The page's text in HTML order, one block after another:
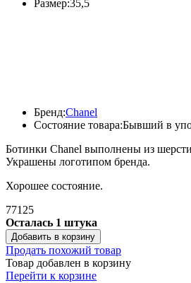
Состояние товара:Бывший в
Бренд:Chanel
Размер:35,5
Ботинки Chanel выполнены из шерсти
Украшены логотипом бренда.
Хорошее состояние.
77125
Осталась 1 штука
Добавить в корзину
Продать похожий товар
Товар добавлен в корзину
Перейти к корзине